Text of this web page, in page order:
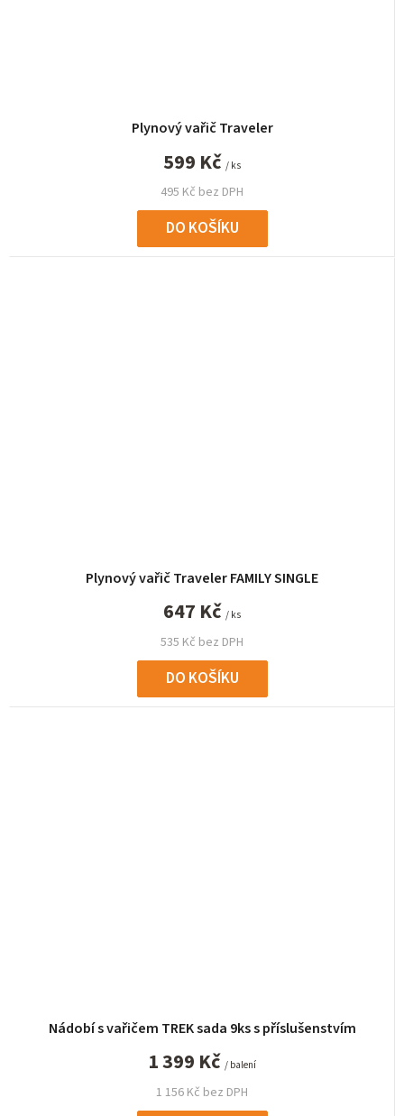
Plynový vařič Traveler
495 Kč bez DPH
599 Kč / ks
DO KOŠÍKU
Plynový vařič Traveler FAMILY SINGLE
535 Kč bez DPH
647 Kč / ks
DO KOŠÍKU
Nádobí s vařičem TREK sada 9ks s příslušenstvím
1 156 Kč bez DPH
1 399 Kč / balení